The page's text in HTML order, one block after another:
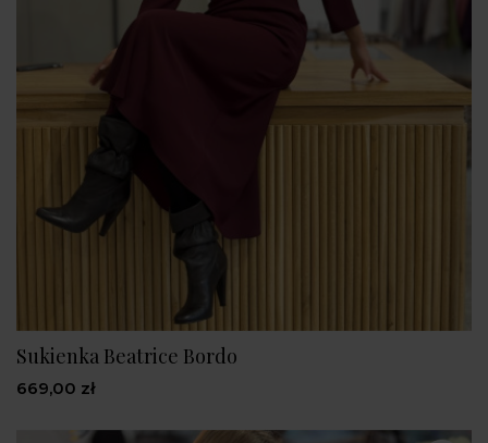
Sukienka Beatrice Bordo
669,00 zł